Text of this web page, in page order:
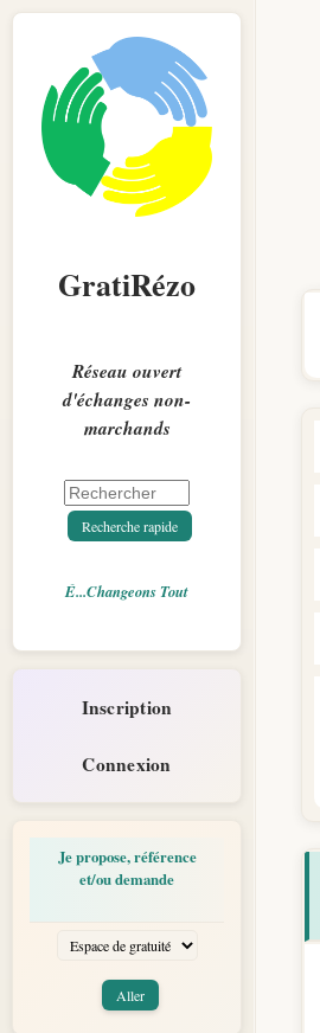
GratiRézo
Réseau ouvert
d'échanges non-
marchands
É...Changeons Tout
Inscription
Connexion
Je propose, référence
et/ou demande